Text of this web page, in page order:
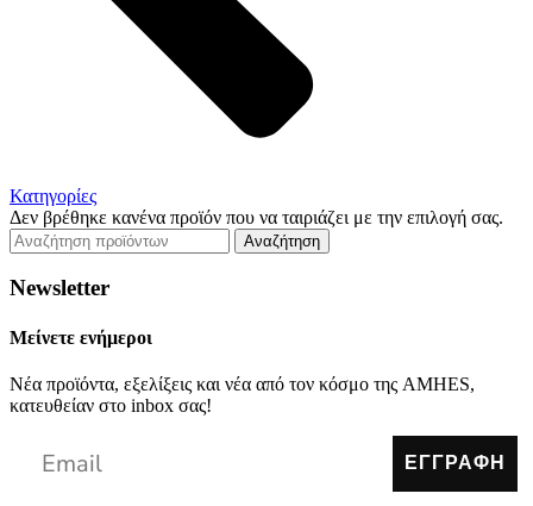
Κατηγορίες
Δεν βρέθηκε κανένα προϊόν που να ταιριάζει με την επιλογή σας.
Αναζήτηση
Newsletter
Μείνετε ενήμεροι
Νέα προϊόντα, εξελίξεις και νέα από τον κόσμο της AMHES,
κατευθείαν στο inbox σας!
ΕΓΓΡΑΦΗ